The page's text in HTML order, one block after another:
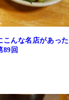
こんな名店があった
89回